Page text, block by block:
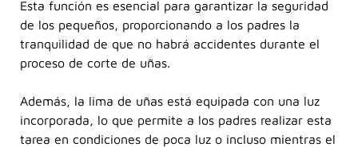
Esta función es esencial para garantizar la seguridad
de los pequeños, proporcionando a los padres la
tranquilidad de que no habrá accidentes durante el
proceso de corte de uñas.
Además, la lima de uñas está equipada con una luz
incorporada, lo que permite a los padres realizar esta
tarea en condiciones de poca luz o incluso mientras el